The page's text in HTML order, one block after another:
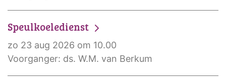
Speulkoeledienst
zo 23 aug 2026 om 10.00
Voorganger: ds. W.M. van Berkum